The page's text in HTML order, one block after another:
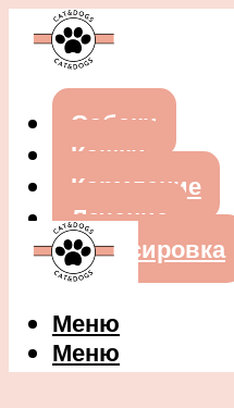
Собаки
Кошки
Кормление
Лечение
Дрессировка
Меню
Меню